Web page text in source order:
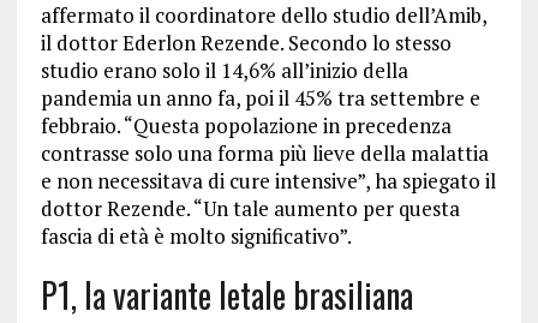
affermato il coordinatore dello studio dell’Amib,
il dottor Ederlon Rezende. Secondo lo stesso
studio erano solo il 14,6% all’inizio della
pandemia un anno fa, poi il 45% tra settembre e
febbraio. “Questa popolazione in precedenza
contrasse solo una forma più lieve della malattia
e non necessitava di cure intensive”, ha spiegato il
dottor Rezende. “Un tale aumento per questa
fascia di età è molto significativo”.
P1, la variante letale brasiliana